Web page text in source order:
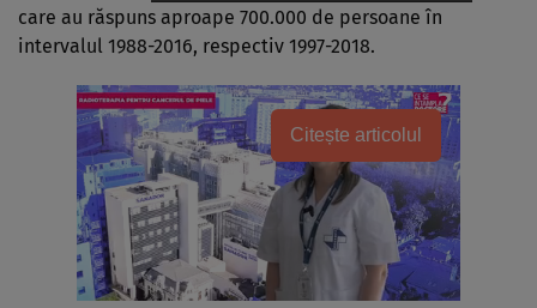
care au răspuns aproape 700.000 de persoane în
intervalul 1988-2016, respectiv 1997-2018.
Citește articolul